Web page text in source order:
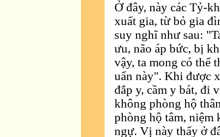
Ở đây, này các Tỷ-
xuất gia, từ bỏ gia
suy nghĩ như sau:
ưu, não áp bức, bị
vậy, ta mong có thể
uẩn này". Khi được
đắp y, cầm y bát, đi
không phòng hộ
phòng hộ tâm, niệm
ngự. Vị này thấy ở